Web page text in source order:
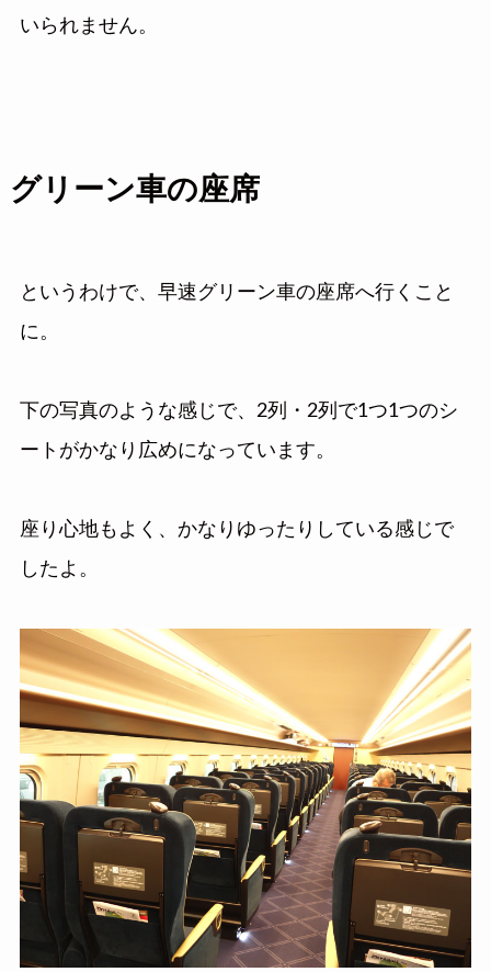
いられません。
グリーン車の座席
というわけで、早速グリーン車の座席へ行くこと
に。
下の写真のような感じで、2列・2列で1つ1つのシ
ートがかなり広めになっています。
座り心地もよく、かなりゆったりしている感じで
したよ。